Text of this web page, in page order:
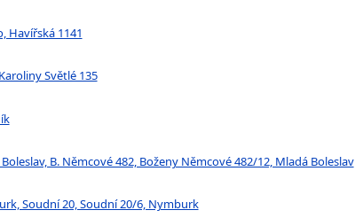
Havířská 1141
Světlé 135
B. Němcové 482, Boženy Němcové 482/12, Mladá Boleslav
Soudní 20, Soudní 20/6, Nymburk